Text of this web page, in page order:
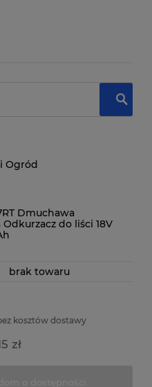
Ogród
Dmuchawa
do liści 18V
brak towaru
kosztów dostawy
zł